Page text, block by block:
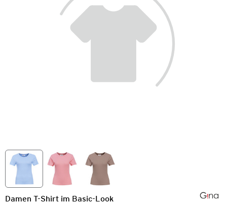
Damen T-Shirt im Basic-Look